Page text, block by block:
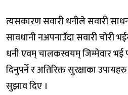
त्यसकारण सवारी धनीले सवारी
सावधानी नअपनाउँदा सवारी चोरी
धनी एवम् चालकस्वयम् जिम्मेवार भई
दिनुपर्ने र अतिरिक्त सुरक्षाका उपायहरु
सुझाव दिए ।